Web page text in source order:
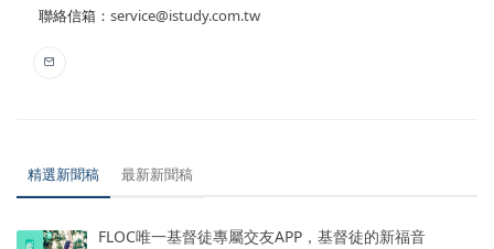
聯絡信箱： service@istudy.com.tw
精選新聞稿 最新新聞稿
FLOC唯一基督徒專屬交友APP，基督徒的新福音